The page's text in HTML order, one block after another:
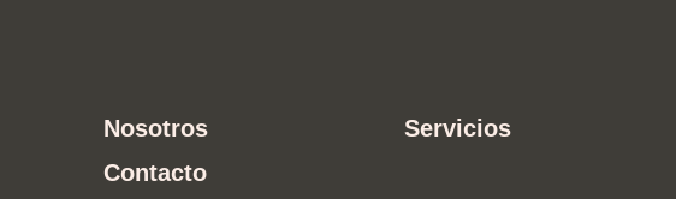
Nosotros
Servicios
Contacto